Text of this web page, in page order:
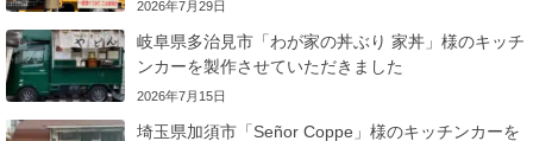
2026年7月29日
岐阜県多治見市「わが家の丼ぶり 家丼」様のキッチ
ンカーを製作させていただきました
2026年7月15日
埼玉県加須市「Señor Coppe」様のキッチンカーを